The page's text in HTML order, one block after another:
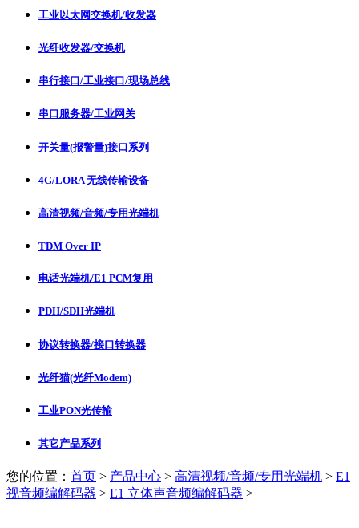
工业以太网交换机/收发器
光纤收发器/交换机
串行接口/工业接口/现场总线
串口服务器/工业网关
开关量(报警量)接口系列
4G/LORA 无线传输设备
高清视频/音频/专用光端机
TDM Over IP
电话光端机/E1 PCM复用
PDH/SDH光端机
协议转换器/接口转换器
光纤猫(光纤Modem)
工业PON光传输
其它产品系列
您的位置： 首页 > 产品中心 > 高清视频/音频/专用光端机 > E1
视音频编解码器 > E1 立体声音频编解码器 >